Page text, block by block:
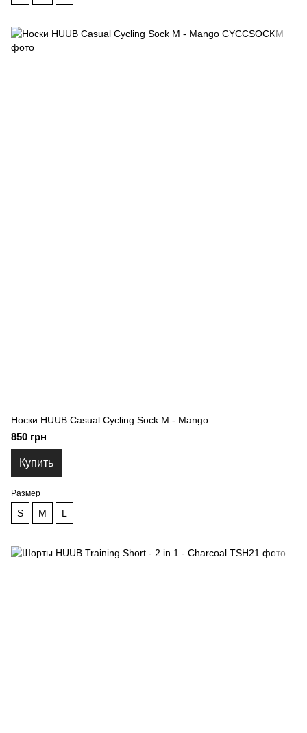
Носки HUUB Casual Cycling Sock M - Mango
850 грн
Купить
Размер
S M L